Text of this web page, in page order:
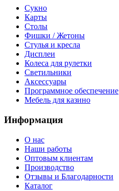
Сукно
Карты
Столы
Фишки / Жетоны
Стулья и кресла
Дисплеи
Колеса для рулетки
Светильники
Аксессуары
Программное обеспечение
Мебель для казино
Информация
О нас
Наши работы
Оптовым клиентам
Производство
Отзывы и Благодарности
Каталог